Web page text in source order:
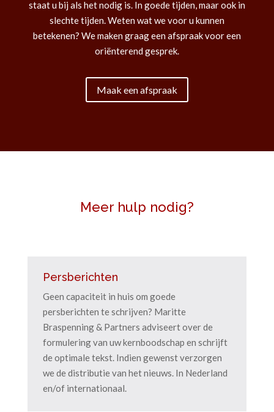
staat u bij als het nodig is. In goede tijden, maar ook in
slechte tijden. Weten wat we voor u kunnen
betekenen? We maken graag een afspraak voor een
oriënterend gesprek.
Maak een afspraak
Meer hulp nodig?
Persberichten
Geen capaciteit in huis om goede
persberichten te schrijven? Maritte
Braspenning & Partners adviseert over de
formulering van uw kernboodschap en schrijft
de optimale tekst. Indien gewenst verzorgen
we de distributie van het nieuws. In Nederland
en/of internationaal.